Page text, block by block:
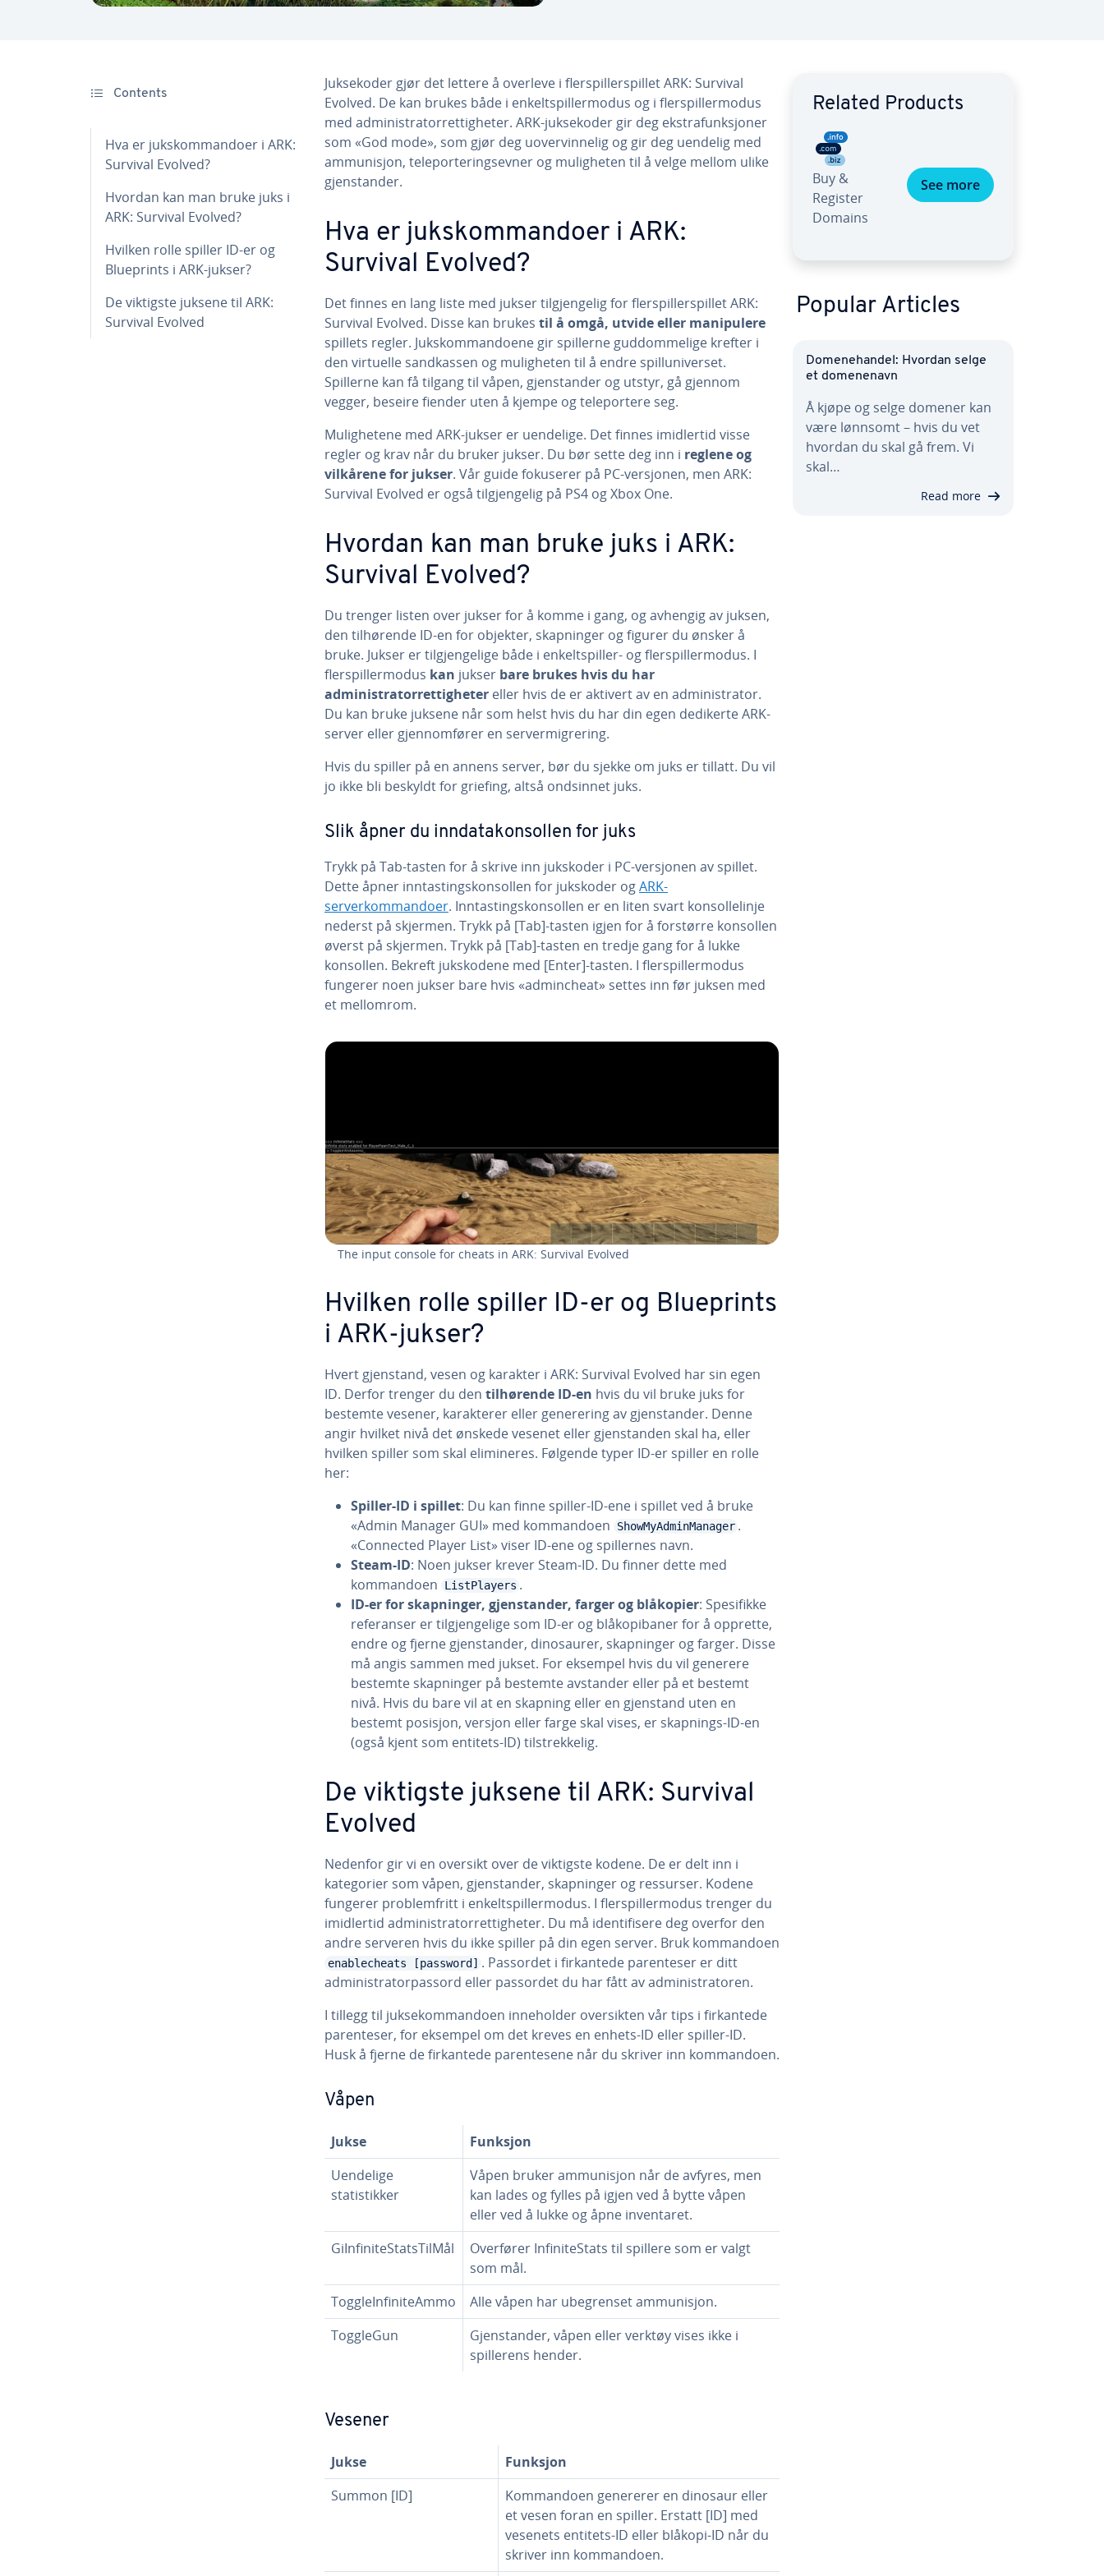
Contents
Hva er jukskommandoer i ARK:
Survival Evolved?
Hvordan kan man bruke juks i
ARK: Survival Evolved?
Hvilken rolle spiller ID-er og
Blueprints i ARK-jukser?
De viktigste juksene til ARK:
Survival Evolved
Juksekoder gjør det lettere å overleve i flerspillerspillet ARK: Survival
Evolved. De kan brukes både i enkeltspillermodus og i flerspillermodus
med administratorrettigheter. ARK-juksekoder gir deg ekstrafunksjoner
som «God mode», som gjør deg uovervinnelig og gir deg uendelig med
ammunisjon, teleporteringsevner og muligheten til å velge mellom ulike
gjenstander.
Hva er jukskommandoer i ARK:
Survival Evolved?
Det finnes en lang liste med jukser tilgjengelig for flerspillerspillet ARK:
Survival Evolved. Disse kan brukes til å omgå, utvide eller manipulere
spillets regler. Jukskommandoene gir spillerne guddommelige krefter i
den virtuelle sandkassen og muligheten til å endre spilluniverset.
Spillerne kan få tilgang til våpen, gjenstander og utstyr, gå gjennom
vegger, beseire fiender uten å kjempe og teleportere seg.
Mulighetene med ARK-jukser er uendelige. Det finnes imidlertid visse
regler og krav når du bruker jukser. Du bør sette deg inn i reglene og
vilkårene for jukser. Vår guide fokuserer på PC-versjonen, men ARK:
Survival Evolved er også tilgjengelig på PS4 og Xbox One.
Hvordan kan man bruke juks i ARK:
Survival Evolved?
Du trenger listen over jukser for å komme i gang, og avhengig av juksen,
den tilhørende ID-en for objekter, skapninger og figurer du ønsker å
bruke. Jukser er tilgjengelige både i enkeltspiller- og flerspillermodus. I
flerspillermodus kan jukser bare brukes hvis du har
administratorrettigheter eller hvis de er aktivert av en administrator.
Du kan bruke juksene når som helst hvis du har din egen dedikerte ARK-
server eller gjennomfører en servermigrering.
Hvis du spiller på en annens server, bør du sjekke om juks er tillatt. Du vil
jo ikke bli beskyldt for griefing, altså ondsinnet juks.
Slik åpner du inndatakonsollen for juks
Trykk på Tab-tasten for å skrive inn jukskoder i PC-versjonen av spillet.
Dette åpner inntastingskonsollen for jukskoder ogARK-
serverkommandoer. Inntastingskonsollen er en liten svart konsollelinje
nederst på skjermen. Trykk på [Tab]-tasten igjen for å forstørre konsollen
øverst på skjermen. Trykk på [Tab]-tasten en tredje gang for å lukke
konsollen. Bekreft jukskodene med [Enter]-tasten. I flerspillermodus
fungerer noen jukser bare hvis «admincheat» settes inn før juksen med
et mellomrom.
The input console for cheats in ARK: Survival Evolved
Hvilken rolle spiller ID-er og Blueprints
i ARK-jukser?
Hvert gjenstand, vesen og karakter i ARK: Survival Evolved har sin egen
ID. Derfor trenger du den tilhørende ID-en hvis du vil bruke juks for
bestemte vesener, karakterer eller generering av gjenstander. Denne
angir hvilket nivå det ønskede vesenet eller gjenstanden skal ha, eller
hvilken spiller som skal elimineres. Følgende typer ID-er spiller en rolle
her:
Spiller-ID i spillet: Du kan finne spiller-ID-ene i spillet ved å bruke
«Admin Manager GUI» med kommandoen
ShowMyAdminManager .
«Connected Player List» viser ID-ene og spillernes navn.
Steam-ID: Noen jukser krever Steam-ID. Du finner dette med
kommandoen
ListPlayers .
ID-er for skapninger, gjenstander, farger og blåkopier: Spesifikke
referanser er tilgjengelige som ID-er og blåkopibaner for å opprette,
endre og fjerne gjenstander, dinosaurer, skapninger og farger. Disse
må angis sammen med jukset. For eksempel hvis du vil generere
bestemte skapninger på bestemte avstander eller på et bestemt
nivå. Hvis du bare vil at en skapning eller en gjenstand uten en
bestemt posisjon, versjon eller farge skal vises, er skapnings-ID-en
(også kjent som entitets-ID) tilstrekkelig.
De viktigste juksene til ARK: Survival
Evolved
Nedenfor gir vi en oversikt over de viktigste kodene. De er delt inn i
kategorier som våpen, gjenstander, skapninger og ressurser. Kodene
fungerer problemfritt i enkeltspillermodus. I flerspillermodus trenger du
imidlertid administratorrettigheter. Du må identifisere deg overfor den
andre serveren hvis du ikke spiller på din egen server. Bruk kommandoen
enablecheats [password] . Passordet i firkantede parenteser er ditt
administratorpassord eller passordet du har fått av administratoren.
I tillegg til juksekommandoen inneholder oversikten vår tips i firkantede
parenteser, for eksempel om det kreves en enhets-ID eller spiller-ID.
Husk å fjerne de firkantede parentesene når du skriver inn kommandoen.
Våpen
Jukse
Funksjon
Uendelige
statistikker
Våpen bruker ammunisjon når de avfyres, men
kan lades og fylles på igjen ved å bytte våpen
eller ved å lukke og åpne inventaret.
GiInfiniteStatsTilMål
Overfører InfiniteStats til spillere som er valgt
som mål.
ToggleInfiniteAmmo
Alle våpen har ubegrenset ammunisjon.
ToggleGun
Gjenstander, våpen eller verktøy vises ikke i
spillerens hender.
Vesener
Jukse
Funksjon
Summon [ID]
Kommandoen genererer en dinosaur eller
et vesen foran en spiller. Erstatt [ID] med
vesenets entitets-ID eller blåkopi-ID når du
skriver inn kommandoen.
Related Products
Buy &
Register
Domains
See more
Popular Articles
Domenehandel: Hvordan selge
et domenenavn
Å kjøpe og selge domener kan
være lønnsomt – hvis du vet
hvordan du skal gå frem. Vi
skal…
Read more